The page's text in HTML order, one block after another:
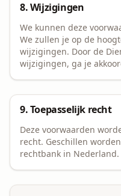
8. Wijzigingen
We kunnen deze
We zullen je op de
wijzigingen. Door de
wijzigingen, ga je
9. Toepasselijk recht
Deze voorwaarden
recht. Geschillen
rechtbank in Nederland.